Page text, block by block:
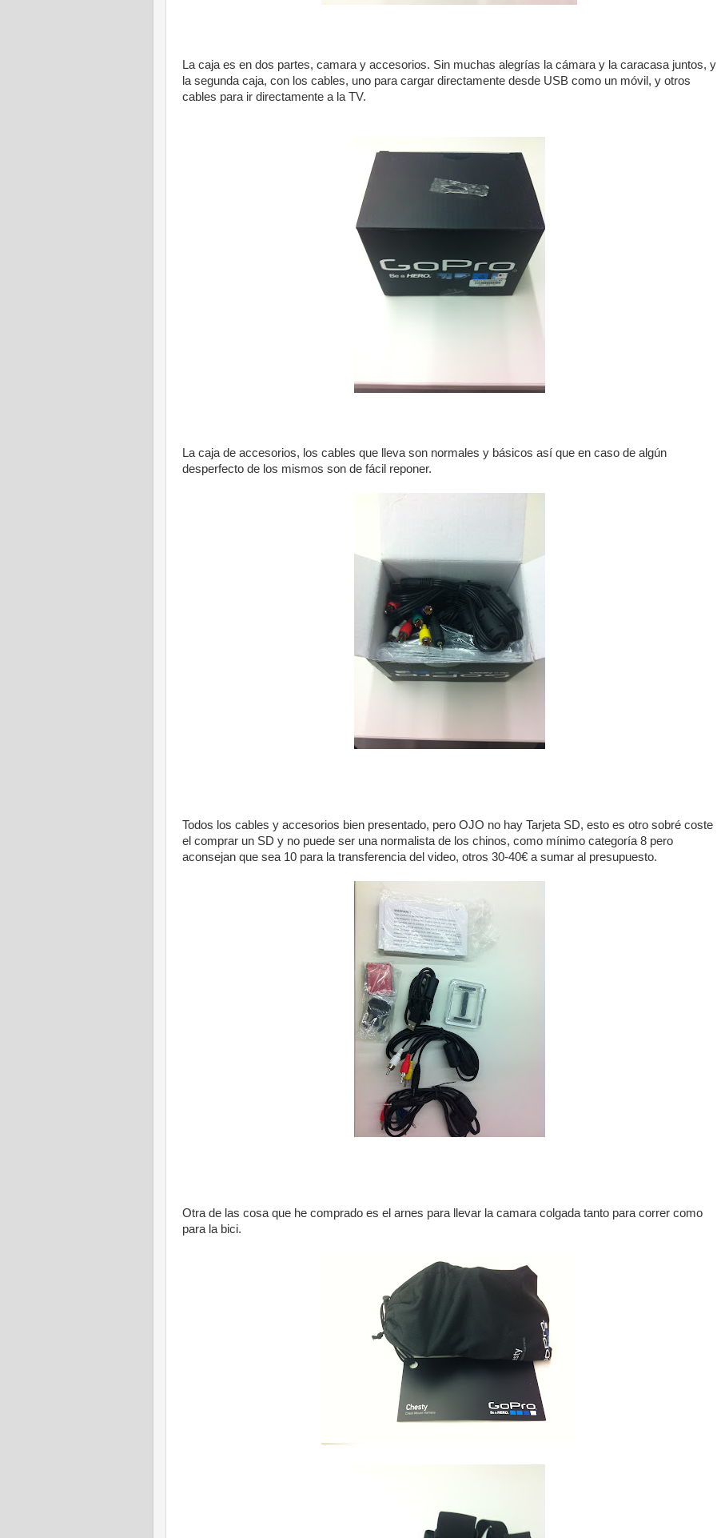
La caja es en dos partes, camara y accesorios. Sin muchas alegrías la cámara y la caracasa juntos, y
la segunda caja, con los cables, uno para cargar directamente desde USB como un móvil, y otros
cables para ir directamente a la TV.
La caja de accesorios, los cables que lleva son normales y básicos así que en caso de algún
desperfecto de los mismos son de fácil reponer.
Todos los cables y accesorios bien presentado, pero OJO no hay Tarjeta SD, esto es otro sobré coste
el comprar un SD y no puede ser una normalista de los chinos, como mínimo categoría 8 pero
aconsejan que sea 10 para la transferencia del video, otros 30-40€ a sumar al presupuesto.
Otra de las cosa que he comprado es el arnes para llevar la camara colgada tanto para correr como
para la bici.